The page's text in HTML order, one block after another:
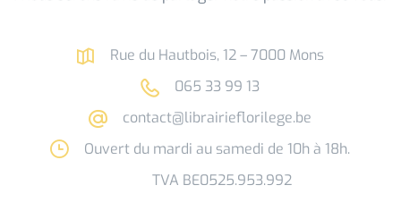
Rue du Hautbois, 12 – 7000 Mons
065 33 99 13
contact@librairieflorilege.be
Ouvert du mardi au samedi de 10h à 18h.
TVA BE0525.953.992